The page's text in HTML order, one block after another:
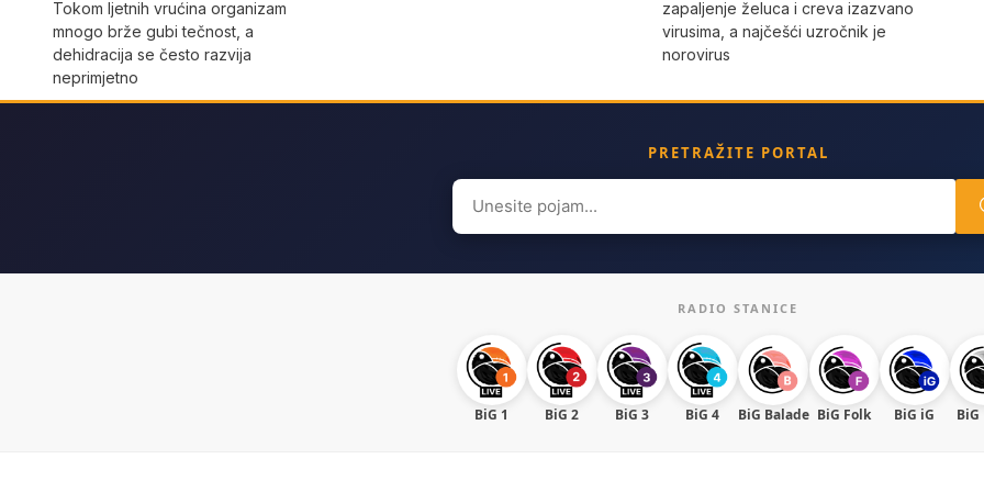
Tokom ljetnih vrućina organizam
mnogo brže gubi tečnost, a
dehidracija se često razvija
neprimjetno
zapaljenje želuca i creva izazvano
virusima, a najčešći uzročnik je
norovirus
PRETRAŽITE PORTAL
Search
for:
RADIO STANICE
BiG 1 BiG 2 BiG 3 BiG 4 BiG Balade BiG Folk BiG iG BiG